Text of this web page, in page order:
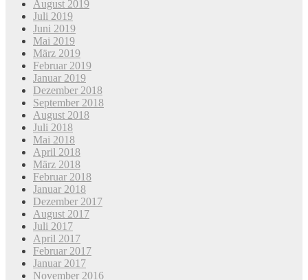
August 2019
Juli 2019
Juni 2019
Mai 2019
März 2019
Februar 2019
Januar 2019
Dezember 2018
September 2018
August 2018
Juli 2018
Mai 2018
April 2018
März 2018
Februar 2018
Januar 2018
Dezember 2017
August 2017
Juli 2017
April 2017
Februar 2017
Januar 2017
November 2016